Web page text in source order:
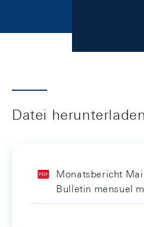
Datei herunterladen
Monatsbericht
Bulletin mensuel